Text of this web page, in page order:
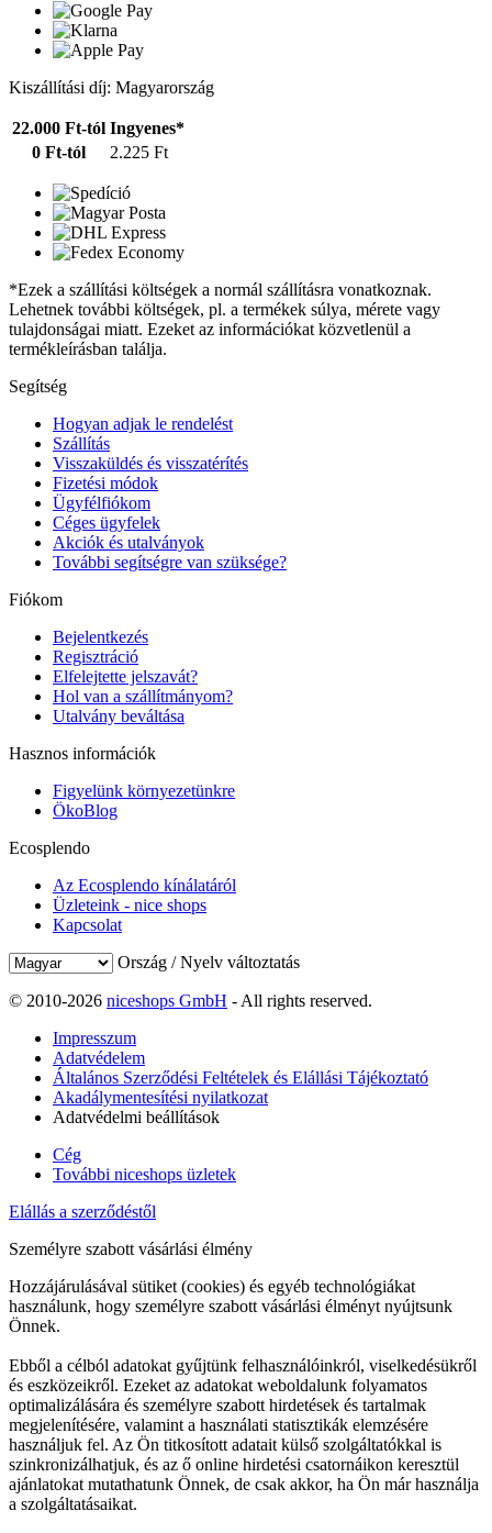
Kiszállítási díj: Magyarország
22.000 Ft-tól Ingyenes*
0 Ft-tól
2.225 Ft
*Ezek a szállítási költségek a normál szállításra vonatkoznak.
Lehetnek további költségek, pl. a termékek súlya, mérete vagy
tulajdonságai miatt. Ezeket az információkat közvetlenül a
termékleírásban találja.
Segítség
Hogyan adjak le rendelést
Szállítás
Visszaküldés és visszatérítés
Fizetési módok
Ügyfélfiókom
Céges ügyfelek
Akciók és utalványok
További segítségre van szüksége?
Fiókom
Bejelentkezés
Regisztráció
Elfelejtette jelszavát?
Hol van a szállítmányom?
Utalvány beváltása
Hasznos információk
Figyelünk környezetünkre
ÖkoBlog
Ecosplendo
Az Ecosplendo kínálatáról
Üzleteink - nice shops
Kapcsolat
Ország / Nyelv változtatás
© 2010-2026 niceshops GmbH - All rights reserved.
Impresszum
Adatvédelem
Általános Szerződési Feltételek és Elállási Tájékoztató
Akadálymentesítési nyilatkozat
Adatvédelmi beállítások
Cég
További niceshops üzletek
Elállás a szerződéstől
Személyre szabott vásárlási élmény
Hozzájárulásával sütiket (cookies) és egyéb technológiákat
használunk, hogy személyre szabott vásárlási élményt nyújtsunk
Önnek.
Ebből a célból adatokat gyűjtünk felhasználóinkról, viselkedésükről
és eszközeikről. Ezeket az adatokat weboldalunk folyamatos
optimalizálására és személyre szabott hirdetések és tartalmak
megjelenítésére, valamint a használati statisztikák elemzésére
használjuk fel. Az Ön titkosított adatait külső szolgáltatókkal is
szinkronizálhatjuk, és az ő online hirdetési csatornáikon keresztül
ajánlatokat mutathatunk Önnek, de csak akkor, ha Ön már használja
a szolgáltatásaikat.